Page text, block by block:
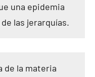
una epidemia
las jerarquías.
de la materia